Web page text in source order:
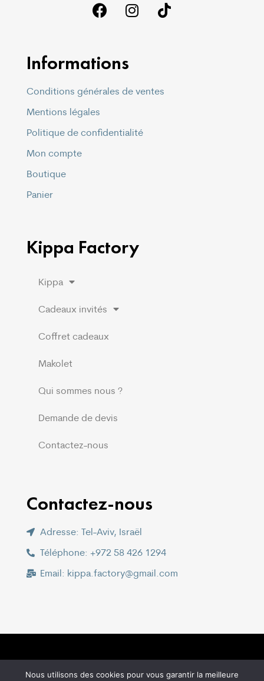
Informations
Conditions générales de ventes
Mentions légales
Politique de confidentialité
Mon compte
Boutique
Panier
Kippa Factory
Kippa
Cadeaux invités
Coffret cadeaux
Makolet
Qui sommes nous ?
Demande de devis
Contactez-nous
Contactez-nous
Adresse: Tel-Aviv, Israël
Téléphone: +972 58 426 1294
Email: kippa.factory@gmail.com
Copyright © 2021 –Peechy Creation LTD
Nous utilisons des cookies pour vous garantir la meilleure